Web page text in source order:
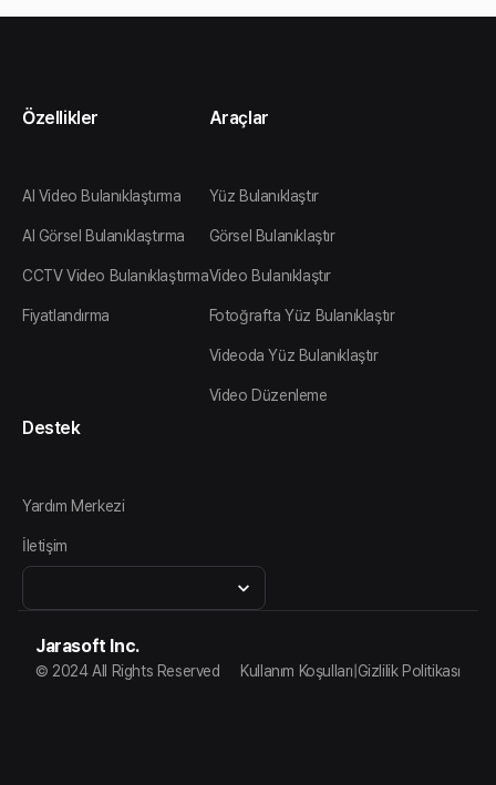
Özellikler
AI Video Bulanıklaştırma
AI Görsel Bulanıklaştırma
CCTV Video Bulanıklaştırma
Fiyatlandırma
Araçlar
Yüz Bulanıklaştır
Görsel Bulanıklaştır
Video Bulanıklaştır
Fotoğrafta Yüz Bulanıklaştır
Videoda Yüz Bulanıklaştır
Video Düzenleme
Destek
Yardım Merkezi
İletişim
Jarasoft Inc.
© 2024 All Rights Reserved Kullanım Koşulları Gizlilik Politikası